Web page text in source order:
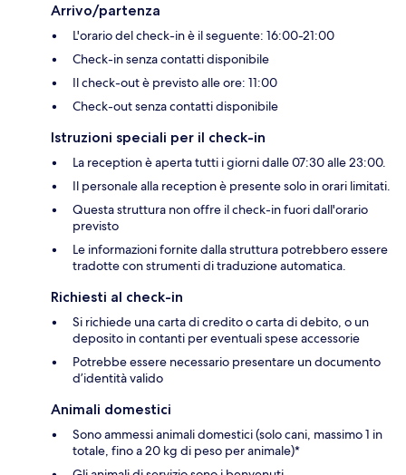
Arrivo/partenza
L'orario del check-in è il seguente: 16:00-21:00
Check-in senza contatti disponibile
Il check-out è previsto alle ore: 11:00
Check-out senza contatti disponibile
Istruzioni speciali per il check-in
La reception è aperta tutti i giorni dalle 07:30 alle 23:00.
Il personale alla reception è presente solo in orari limitati.
Questa struttura non offre il check-in fuori dall'orario
previsto
Le informazioni fornite dalla struttura potrebbero essere
tradotte con strumenti di traduzione automatica.
Richiesti al check-in
Si richiede una carta di credito o carta di debito, o un
deposito in contanti per eventuali spese accessorie
Potrebbe essere necessario presentare un documento
d’identità valido
Animali domestici
Sono ammessi animali domestici (solo cani, massimo 1 in
totale, fino a 20 kg di peso per animale)*